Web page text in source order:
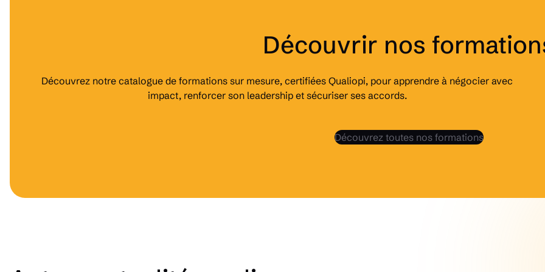
Découvrir nos
Découvrez notre catalogue de formations sur mesure, certifiées Qualiopi, pour apprendre à négocier avec
impact, renforcer son leadership et sécuriser ses accords.
Découvrez toutes nos formations